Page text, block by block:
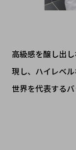
高級感を醸し出
現し、ハイレベ
世界を代表するバ